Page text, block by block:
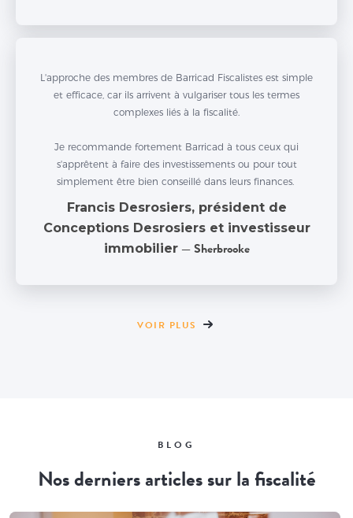
L'approche des membres de Barricad Fiscalistes est simple
et efficace, car ils arrivent à vulgariser tous les termes
complexes liés à la fiscalité.
Je recommande fortement Barricad à tous ceux qui
s'apprêtent à faire des investissements ou pour tout
simplement être bien conseillé dans leurs finances.
Francis Desrosiers, président de
Conceptions Desrosiers et investisseur
immobilier— Sherbrooke
VOIR PLUS
BLOG
Nos derniers articles sur la fiscalité